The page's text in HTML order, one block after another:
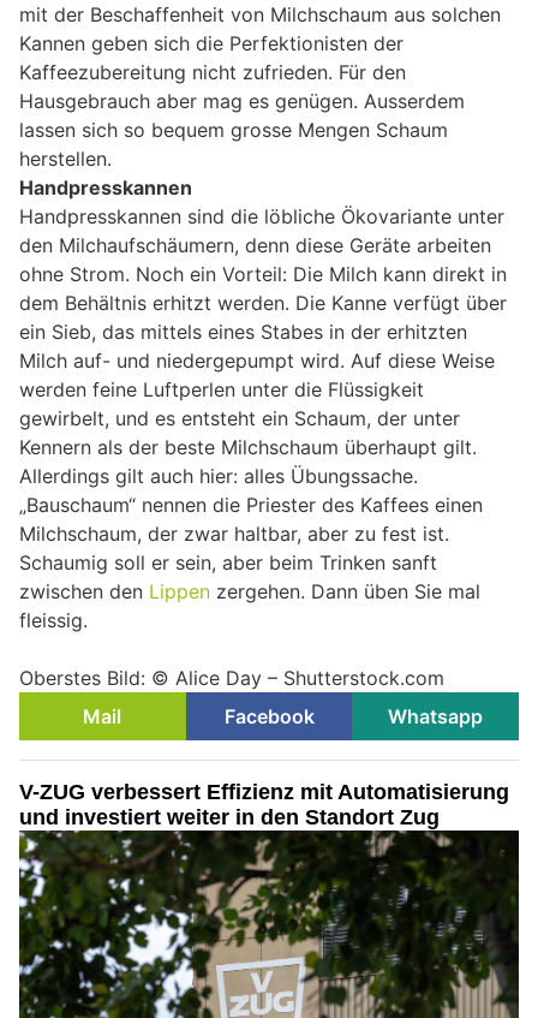
mit der Beschaffenheit von Milchschaum aus solchen
Kannen geben sich die Perfektionisten der
Kaffeezubereitung nicht zufrieden. Für den
Hausgebrauch aber mag es genügen. Ausserdem
lassen sich so bequem grosse Mengen Schaum
herstellen.
Handpresskannen
Handpresskannen sind die löbliche Ökovariante unter
den Milchaufschäumern, denn diese Geräte arbeiten
ohne Strom. Noch ein Vorteil: Die Milch kann direkt in
dem Behältnis erhitzt werden. Die Kanne verfügt über
ein Sieb, das mittels eines Stabes in der erhitzten
Milch auf- und niedergepumpt wird. Auf diese Weise
werden feine Luftperlen unter die Flüssigkeit
gewirbelt, und es entsteht ein Schaum, der unter
Kennern als der beste Milchschaum überhaupt gilt.
Allerdings gilt auch hier: alles Übungssache.
„Bauschaum“ nennen die Priester des Kaffees einen
Milchschaum, der zwar haltbar, aber zu fest ist.
Schaumig soll er sein, aber beim Trinken sanft
zwischen den Lippen zergehen. Dann üben Sie mal
fleissig.
Oberstes Bild: © Alice Day – Shutterstock.com
Mail
Facebook Whatsapp
V-ZUG verbessert Effizienz mit Automatisierung
und investiert weiter in den Standort Zug